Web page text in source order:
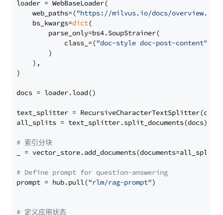
loader = WebBaseLoader(
    web_paths=(
"https://milvus.io/docs/overview.md"
    bs_kwargs=
dict(
        parse_only=bs4.SoupStrainer(
            class_=(
"doc-style doc-post-content"
        )
    ),
)
docs = loader.load()
text_splitter =
all_splits = text_splitter.split_documents(docs)
# 索引分块
_ = vector_store.add_documents(documents=all_splits)
# Define prompt for question-answering
prompt = hub.pull("rlm/rag-prompt")
# 定义应用状态